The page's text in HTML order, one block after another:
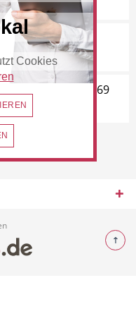
& Freizeit
29, 41569
1, 41569
Cookies